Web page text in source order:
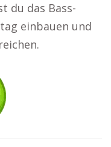
du das Bass-
einbauen und